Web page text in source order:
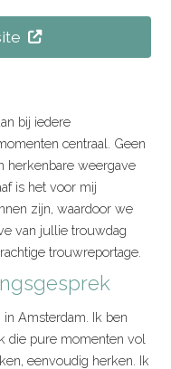
bij iedere
centraal. Geen
herkenbare weergave
is het voor mij
zijn, waardoor we
van jullie trouwdag
trouwreportage.
in Amsterdam. Ik ben
die pure momenten vol
eenvoudig herken. Ik